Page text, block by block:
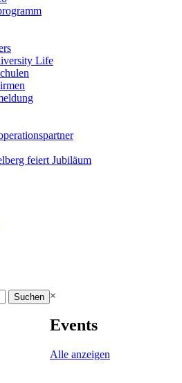
Life
feiert Jubiläum
×
Events
Alle anzeigen